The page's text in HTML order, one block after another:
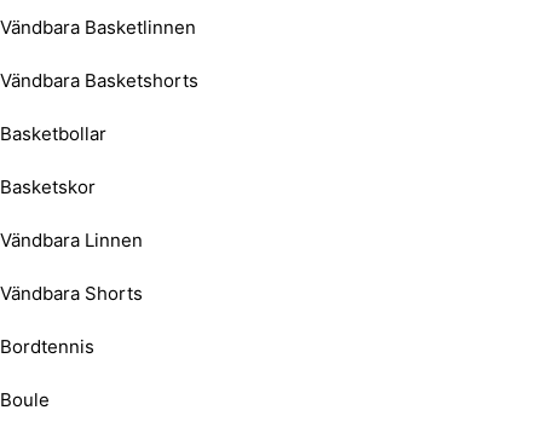
Vändbara Basketlinnen
Vändbara Basketshorts
Basketbollar
Basketskor
Vändbara Linnen
Vändbara Shorts
Bordtennis
Boule